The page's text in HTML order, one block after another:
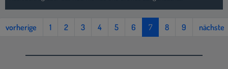
Die Biologische Station Siegen-Wittgenstein zählt zu einem Netzwerk
aus 40 Biologischen Stationen in ganz Nordrhein-Westfalen. Die
Gründung erfolgte im jahr 1990 durch den Trägerverein „Verein zur
Wittgenstein e.V.“, welcher aus insgesamt sieben Gründungsmitgliedern